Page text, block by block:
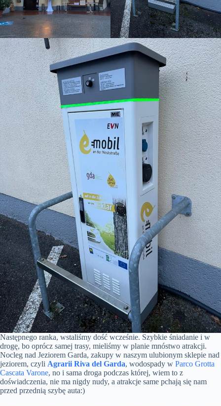
Następnego ranka, wstaliśmy dość wcześnie. Szybkie śniadanie i w
drogę, bo oprócz samej trasy, mieliśmy w planie mnóstwo atrakcji.
Nocleg nad Jeziorem Garda, zakupy w naszym ulubionym sklepie nad
jeziorem, czyli Agrarii Riva del Garda, wodospady w Parco Grotta
Cascata Varone, no i sama droga podczas której, wiem to z
doświadczenia, nie ma nigdy nudy, a atrakcje same pchają się nam
przed przednią szybę auta:)